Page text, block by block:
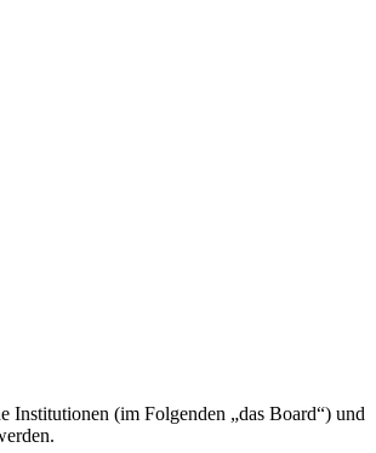
(im Folgenden „das Board“) und